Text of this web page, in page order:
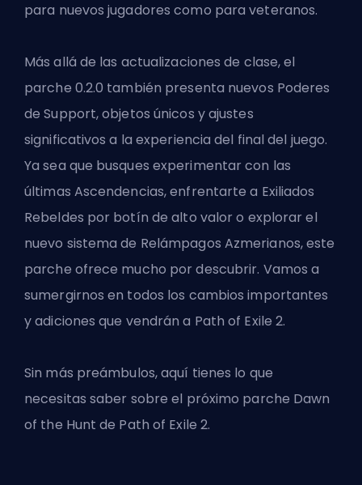
para nuevos jugadores como para veteranos.
Más allá de las actualizaciones de clase, el
parche 0.2.0 también presenta nuevos Poderes
de Support, objetos únicos y ajustes
significativos a la experiencia del final del juego.
Ya sea que busques experimentar con las
últimas Ascendencias, enfrentarte a Exiliados
Rebeldes por botín de alto valor o explorar el
nuevo sistema de Relámpagos Azmerianos, este
parche ofrece mucho por descubrir. Vamos a
sumergirnos en todos los cambios importantes
y adiciones que vendrán a Path of Exile 2.
Sin más preámbulos, aquí tienes lo que
necesitas saber sobre el próximo parche Dawn
of the Hunt de Path of Exile 2.